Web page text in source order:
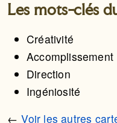
Les mots-clés
Créativité
Accomplissement
Direction
Ingéniosité
←Voir les autres